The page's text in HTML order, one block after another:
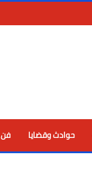
حوادث وقضايا فن